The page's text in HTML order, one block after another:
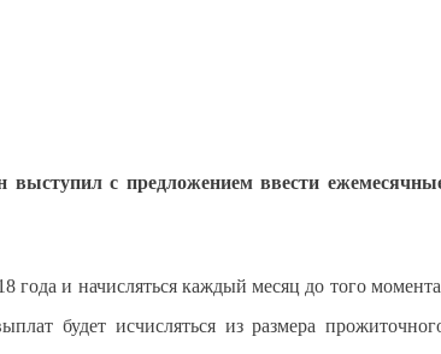
выступил с предложением ввести
года и начисляться каждый месяц до того
будет исчисляться из размера